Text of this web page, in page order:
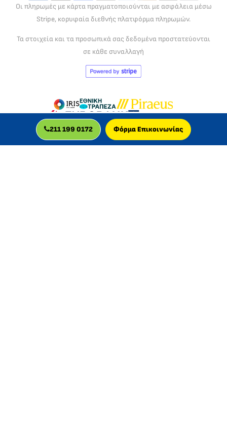
Οι πληρωμές με κάρτα πραγματοποιούνται με ασφάλεια μέσω
Stripe, κορυφαία διεθνής πλατφόρμα πληρωμών.
Τα στοιχεία και τα προσωπικά σας δεδομένα προστατεύονται
σε κάθε συναλλαγή
211 199 0172 Φόρμα Επικοινωνίας